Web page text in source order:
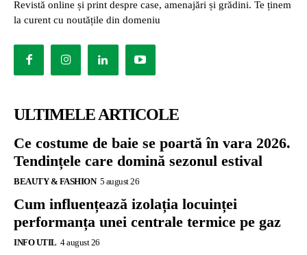
Revistă online și print despre case, amenajări și grădini. Te ținem
la curent cu noutățile din domeniu
ULTIMELE ARTICOLE
Ce costume de baie se poartă în vara 2026.
Tendințele care domină sezonul estival
BEAUTY & FASHION 5 august 26
Cum influențează izolația locuinței
performanța unei centrale termice pe gaz
INFO UTIL 4 august 26